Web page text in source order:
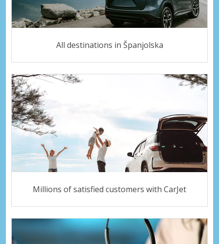
All destinations in Španjolska
Millions of satisfied customers with CarJet